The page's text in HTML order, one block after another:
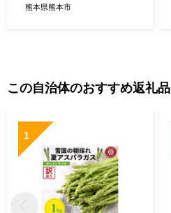
熊本県熊本市
この自治体のおすすめ返礼品
1